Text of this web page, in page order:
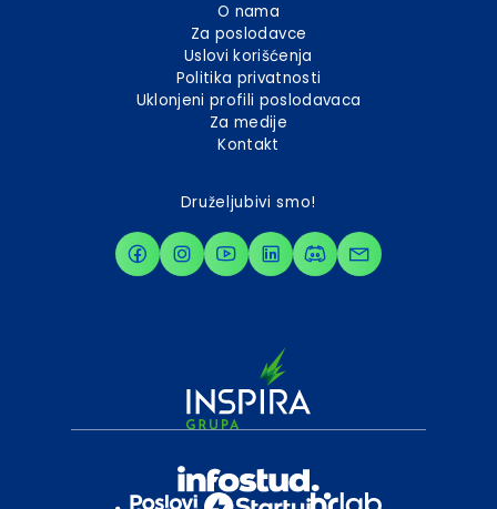
O nama
Za poslodavce
Uslovi korišćenja
Politika privatnosti
Uklonjeni profili poslodavaca
Za medije
Kontakt
Druželjubivi smo!